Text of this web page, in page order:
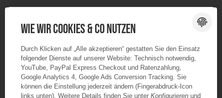
ABONNIEREN
Wie wir Cookies & Co nutzen
Durch Klicken auf „Alle akzeptieren“ gestatten Sie den Einsatz
folgender Dienste auf unserer Website: Technisch notwendig,
YouTube, PayPal Express Checkout und Ratenzahlung,
Google Analytics 4, Google Ads Conversion Tracking. Sie
können die Einstellung jederzeit ändern (Fingerabdruck-Icon
links unten). Weitere Details finden Sie unter Konfigurieren und